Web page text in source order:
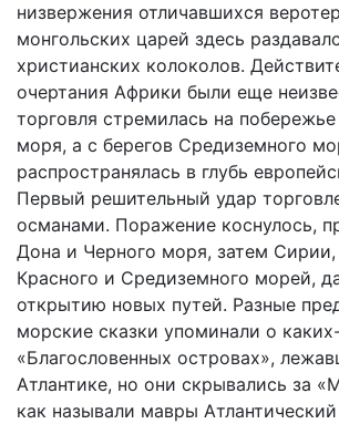
низвержения отличавшихся
монгольских царей здесь
христианских колоколов.
очертания Африки были еще
торговля стремилась на
моря, а с берегов Средиземного
распространялась в глубь
Первый решительный удар
османами. Поражение коснулось,
Дона и Черного моря, затем Сирии,
Красного и Средиземного морей,
открытию новых путей. Разные
морские сказки упоминали о
«Благословенных островах»,
Атлантике, но они скрывались за
как называли мавры